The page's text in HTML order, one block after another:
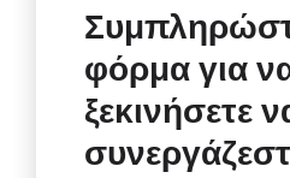
φόρμα για
ξεκινήσετε